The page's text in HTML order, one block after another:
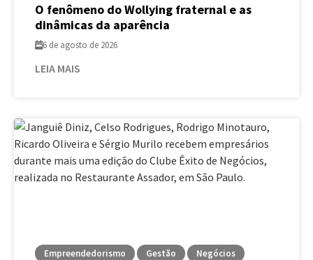
O fenômeno do Wollying fraternal e as
dinâmicas da aparência
6 de agosto de 2026
LEIA MAIS
Empreendedorismo Gestão Negócios